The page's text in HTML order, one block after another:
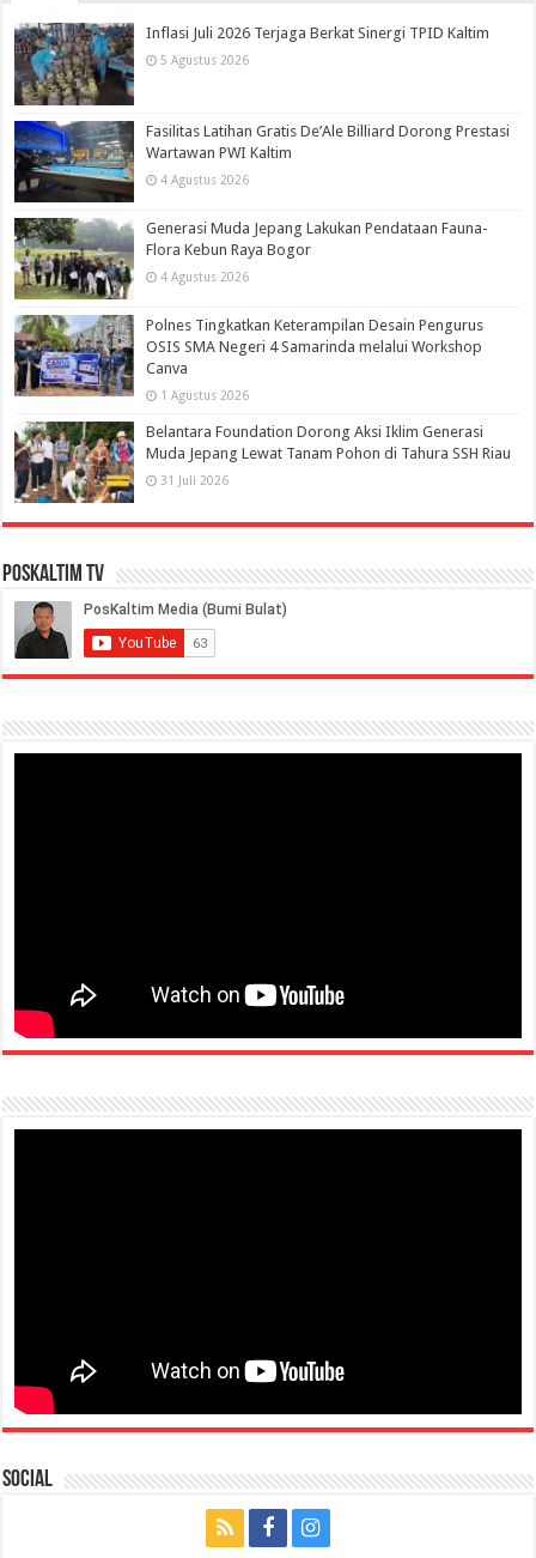
Inflasi Juli 2026 Terjaga Berkat Sinergi TPID Kaltim
5 Agustus 2026
Fasilitas Latihan Gratis De’Ale Billiard Dorong Prestasi
Wartawan PWI Kaltim
4 Agustus 2026
Generasi Muda Jepang Lakukan Pendataan Fauna-
Flora Kebun Raya Bogor
4 Agustus 2026
Polnes Tingkatkan Keterampilan Desain Pengurus
OSIS SMA Negeri 4 Samarinda melalui Workshop
Canva
1 Agustus 2026
Belantara Foundation Dorong Aksi Iklim Generasi
Muda Jepang Lewat Tanam Pohon di Tahura SSH Riau
31 Juli 2026
PosKaltim TV
Social